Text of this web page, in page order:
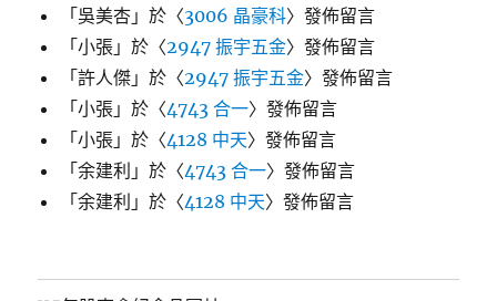
「吳美杏 」於〈3006 晶豪科〉發佈留言
「小張 」於〈2947 振宇五金〉發佈留言
「許人傑 」於〈2947 振宇五金〉發佈留言
「小張 」於〈4743 合一〉發佈留言
「小張 」於〈4128 中天〉發佈留言
「余建利 」於〈4743 合一〉發佈留言
「余建利 」於〈4128 中天〉發佈留言